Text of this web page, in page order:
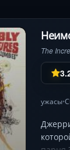
The
ужасы•